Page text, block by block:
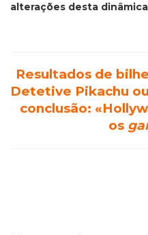
alterações desta
Resultados de
Detetive Pikachu
conclusão:
os